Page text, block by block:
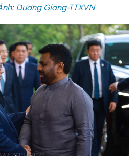
Dương Giang-TTXVN